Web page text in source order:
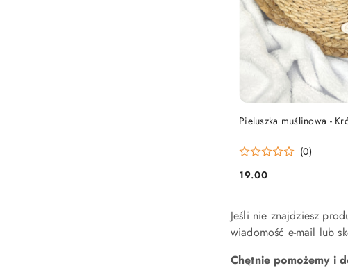
Pieluszka muślinowa -
(0)
Cena:
19.00
DO
Jeśli nie znajdziesz
wiadomość e-mail lub
Chętnie pomożemy i